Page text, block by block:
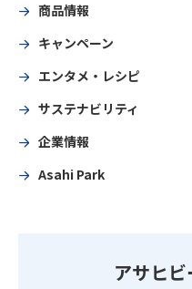
商品情報
キャンペーン
エンタメ・レシピ
サステナビリティ
企業情報
Asahi Park
アサヒ